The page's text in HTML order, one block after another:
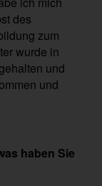
des
zum
wurde in
und
und
haben Sie